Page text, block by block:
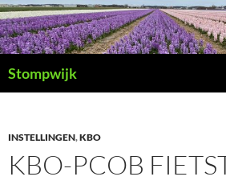
Ga
naar
de
inhoud
Stompwijk
INSTELLINGEN,KBO
KBO-PCOB